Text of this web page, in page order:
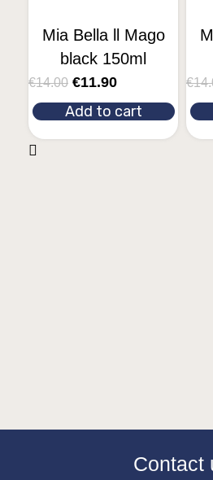
Mia Bella ll Mago
black 150ml
€14.00 €11.90
Add to cart
€
Contact